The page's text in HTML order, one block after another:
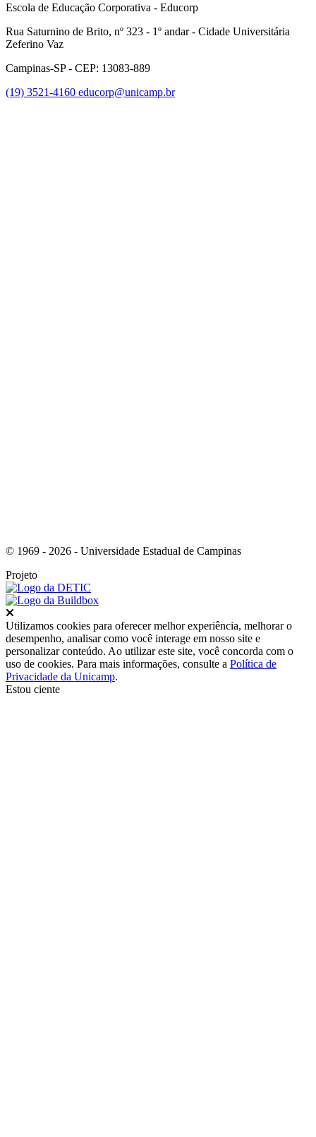
Escola de Educação Corporativa - Educorp
Rua Saturnino de Brito, nº 323 - 1º andar - Cidade Universitária
Zeferino Vaz
Campinas-SP - CEP: 13083-889
(19) 3521-4160 educorp@unicamp.br
© 1969 - 2026 - Universidade Estadual de Campinas
Projeto
Utilizamos cookies para oferecer melhor experiência, melhorar o
desempenho, analisar como você interage em nosso site e
personalizar conteúdo. Ao utilizar este site, você concorda com o
uso de cookies. Para mais informações, consulte a Política de
Privacidade da Unicamp.
Estou ciente